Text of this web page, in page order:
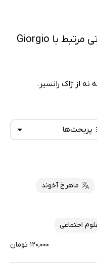
خرید و شنیدن کتاب‌های صوتی مرتبط با Giorgio
از ژاک رانسیر.
پربحث‌ها
داغ‌ترین‌هاماهرخ آخوند
اجتماعی
۱۲۰,۰۰۰ تومان